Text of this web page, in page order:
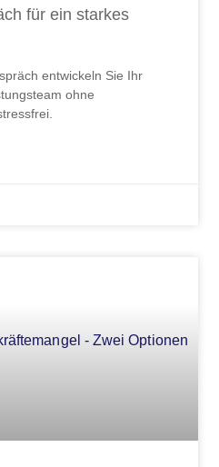
für ein starkes
entwickeln Sie Ihr
ohne